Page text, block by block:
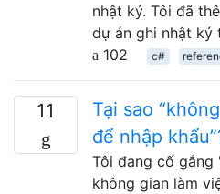
nhật ký. Tôi đã
dự án ghi nhật
102
c#
11
Tại sao
để nhập
Tôi đang cố gắng
không gian làm